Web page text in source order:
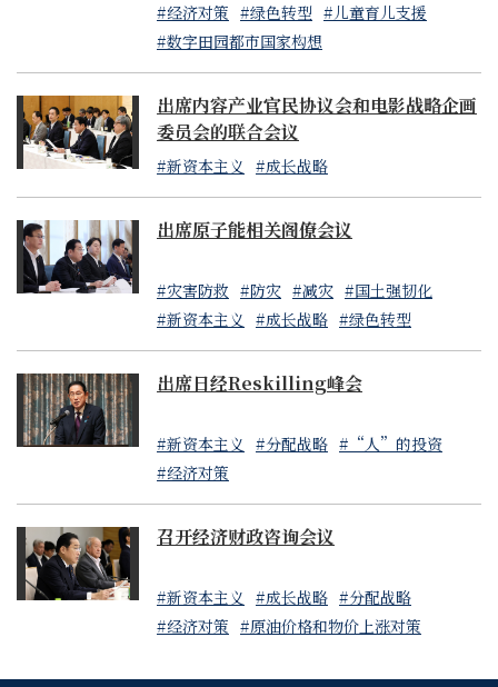
#经济对策 #绿色转型 #儿童育儿支援
#数字田园都市国家构想
出席内容产业官民协议会和电影战略企画
委员会的联合会议
#新资本主义 #成长战略
出席原子能相关阁僚会议
#灾害防救 #防灾 #减灾 #国土强韧化
#新资本主义 #成长战略 #绿色转型
出席日经Reskilling峰会
#新资本主义 #分配战略 #“人”的投资
#经济对策
召开经济财政咨询会议
#新资本主义 #成长战略 #分配战略
#经济对策 #原油价格和物价上涨对策